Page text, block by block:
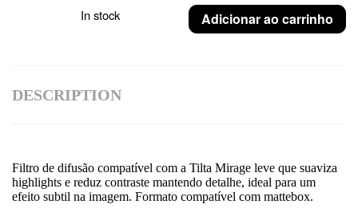
In stock Adicionar ao carrinho
DESCRIPTION
Filtro de difusão compatível com a Tilta Mirage leve que suaviza
highlights e reduz contraste mantendo detalhe, ideal para um
efeito subtil na imagem. Formato compatível com mattebox.